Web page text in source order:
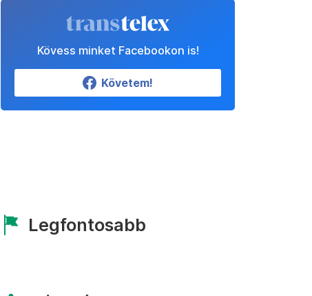
Kövess minket Facebookon is!
Követem!
Legfontosabb